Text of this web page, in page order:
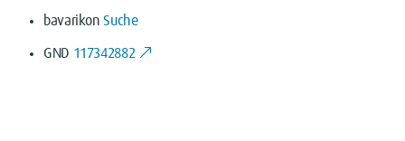
bavarikonSuche
GND 117342882